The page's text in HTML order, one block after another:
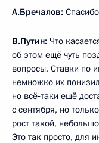
А.Бречалов:
В.Путин: Что
об этом ещё чуть
вопросы. Ставки по
немножко их
но всё‑таки ещё
с сентября, но
рост такой,
Это так просто, для